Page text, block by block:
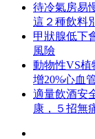
待冷氣房易
這２種飲料
甲狀腺低下
風險
動物性VS植
增20%心血
適量飲酒安
康，５招無